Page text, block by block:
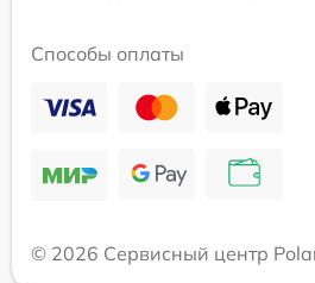
Способы оплаты
© 2026 Сервисный центр